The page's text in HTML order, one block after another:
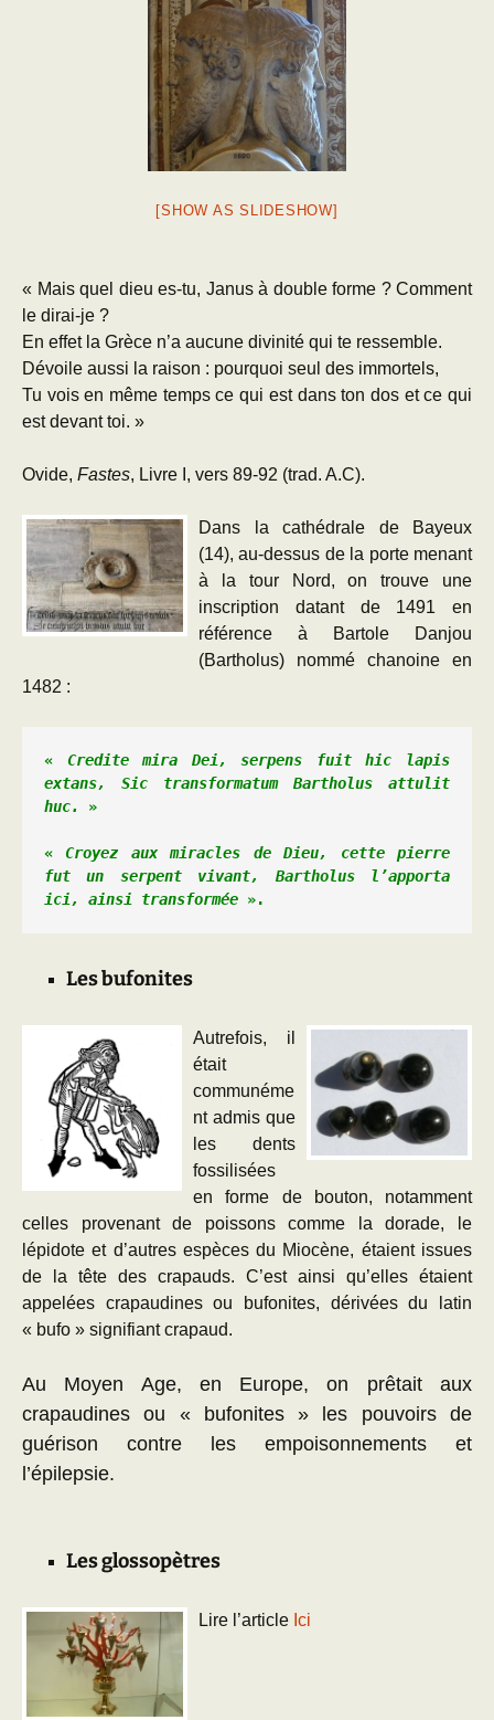
[SHOW AS SLIDESHOW]
« Mais quel dieu es-tu, Janus à double forme ? Comment
le dirai-je ?
En effet la Grèce n’a aucune divinité qui te ressemble.
Dévoile aussi la raison : pourquoi seul des immortels,
Tu vois en même temps ce qui est dans ton dos et ce qui
est devant toi. »
Ovide, Fastes, Livre I, vers 89-92 (trad. A.C).
Dans la cathédrale de Bayeux
(14), au-dessus de la porte menant
à la tour Nord, on trouve une
inscription datant de 1491 en
référence à Bartole Danjou
(Bartholus) nommé chanoine en
1482 :
« Credite mira Dei, serpens fuit hic lapis
extans, Sic transformatum Bartholus attulit
huc.
»
« Croyez aux miracles de Dieu, cette pierre
fut un serpent vivant, Bartholus l’apporta
ici, ainsi transformée ».
Les bufonites
Autrefois, il
était
communéme
nt admis que
les dents
fossilisées
en forme de bouton, notamment
celles provenant de poissons comme la dorade, le
lépidote et d’autres espèces du Miocène, étaient issues
de la tête des crapauds. C’est ainsi qu’elles étaient
appelées crapaudines ou bufonites, dérivées du latin
« bufo » signifiant crapaud.
Au Moyen Age, en Europe, on prêtait aux
crapaudines ou « bufonites » les pouvoirs de
guérison contre les empoisonnements et
l’épilepsie.
Les glossopètres
Lire l’article Ici